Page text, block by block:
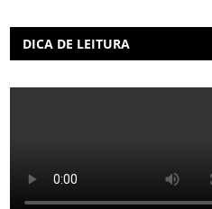
DICA DE LEITURA